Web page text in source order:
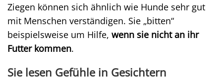
Ziegen können sich ähnlich wie Hunde sehr gut
mit Menschen verständigen. Sie „bitten“
beispielsweise um Hilfe, wenn sie nicht an ihr
Futter kommen.
Sie lesen Gefühle in Gesichtern